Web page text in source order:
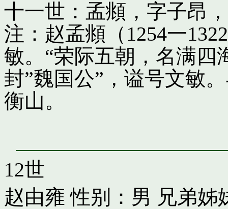
十一世：孟頫，字子昂
注：赵孟頫（1254一
敏。“荣际五朝，名满四
封”魏国公”，谥号文敏
衡山。
12世
赵由雍 性别：男 兄弟姊